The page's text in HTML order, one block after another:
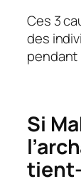
Ces 3
des
pendant
Si